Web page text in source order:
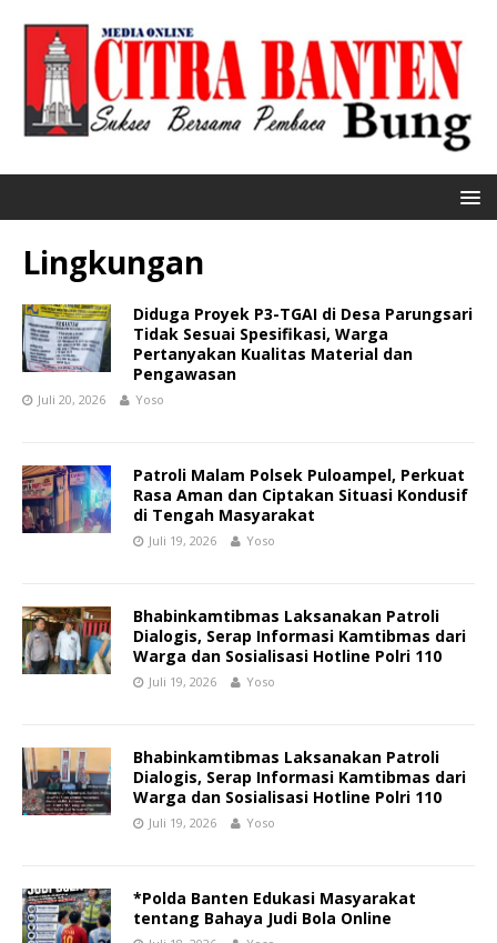
Lingkungan
Diduga Proyek P3-TGAI di Desa Parungsari
Tidak Sesuai Spesifikasi, Warga
Pertanyakan Kualitas Material dan
Pengawasan
Juli 20, 2026 Yoso
Patroli Malam Polsek Puloampel, Perkuat
Rasa Aman dan Ciptakan Situasi Kondusif
di Tengah Masyarakat
Juli 19, 2026 Yoso
Bhabinkamtibmas Laksanakan Patroli
Dialogis, Serap Informasi Kamtibmas dari
Warga dan Sosialisasi Hotline Polri 110
Juli 19, 2026 Yoso
Bhabinkamtibmas Laksanakan Patroli
Dialogis, Serap Informasi Kamtibmas dari
Warga dan Sosialisasi Hotline Polri 110
Juli 19, 2026 Yoso
*Polda Banten Edukasi Masyarakat
tentang Bahaya Judi Bola Online